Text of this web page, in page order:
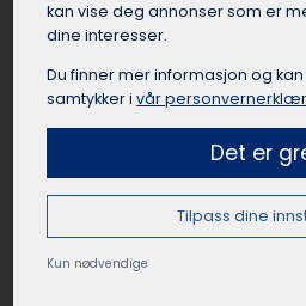
Idrettslag, foreninger,
buss. Det kan være lettere å
Vegårshei når de skal til
samlinger, events, turer
reise sammen fra Vegårshei
som det er en praktisk og
kan vise deg annonser som er
dine interesser.
Du finner mer informasjon og
samtykker ivår
Det er
Tilpass dine
Kun nødvendige